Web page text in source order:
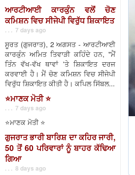
ਆਰਟੀਆਈ ਕਾਰਕੁੰਨ ਵਲੋਂ ਚੋਣ
ਕਮਿਸ਼ਨ ਵਿਚ ਸੀਜੇਪੀ ਵਿਰੁੱਧ ਸ਼ਿਕਾਇਤ
. . . 7 days ago
ਸੂਰਤ (ਗੁਜਰਾਤ), 2 ਅਗਸਤ - ਆਰਟੀਆਈ
ਕਾਰਕੁੰਨ ਅਮਿਤ ਤਿਵਾੜੀ ਕਹਿੰਦੇ ਹਨ, "ਮੈਂ
ਤਿੰਨ ਵੱਖ-ਵੱਖ ਥਾਵਾਂ 'ਤੇ ਸ਼ਿਕਾਇਤ ਦਰਜ
ਕਰਵਾਈ ਹੈ। ਮੈਂ ਚੋਣ ਕਮਿਸ਼ਨ ਵਿਚ ਸੀਜੇਪੀ
ਵਿਰੁੱਧ ਸ਼ਿਕਾਇਤ ਕੀਤੀ ਹੈ। ਕਪਿਲ ਸਿੱਬਲ...
⭐️ਮਾਣਕ ਮੋਤੀ ⭐️
. . . 7 days ago
⭐️ਮਾਣਕ ਮੋਤੀ ⭐️
ਗੁਜਰਾਤ ਭਾਰੀ ਬਾਰਿਸ਼ ਦਾ ਕਹਿਰ ਜਾਰੀ,
50 ਤੋਂ 60 ਪਰਿਵਾਰਾਂ ਨੂੰ ਬਾਹਰ ਕੱਢਿਆ
ਗਿਆ
. . . 8 days ago